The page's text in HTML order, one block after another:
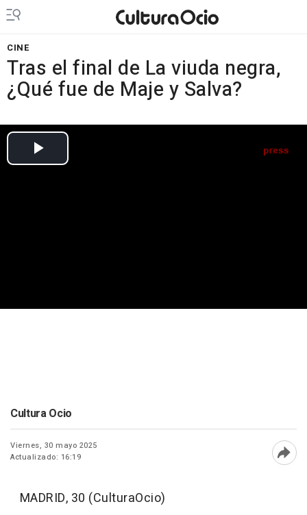
CINE
Tras el final de La viuda negra,
¿Qué fue de Maje y Salva?
Cultura Ocio
Viernes, 30 mayo 2025
Actualizado: 16:19
MADRID, 30 (CulturaOcio)